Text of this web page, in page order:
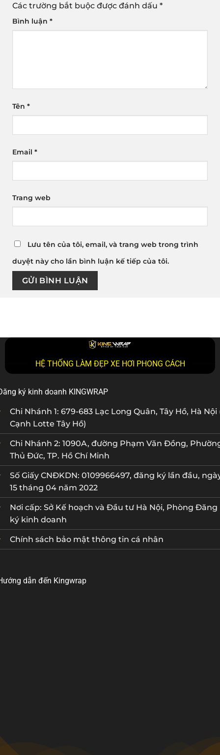
Các trường bắt buộc được đánh dấu *
Bình luận *
Tên *
Email *
Trang web
Lưu tên của tôi, email, và trang web trong trình
duyệt này cho lần bình luận kế tiếp của tôi.
HỆ THỐNG LÀM ĐẸP XE HƠI PHONG CÁCH
ký kinh doanh KINGWRAP
Chi Nhánh 1: 679-683 Lạc Long Quân, Tây Hồ, Hà Nội
Cạnh Lotte Tây Hồ)
Chi Nhánh 2: 1090A, đường Phạm Văn Đồng,
Thủ Đức, TP. Hồ Chí Minh
Số Giấy CNĐKDN: 0109966497, đăng ký lần đầu,
15 tháng 04 năm 2022
Nơi cấp: Sở Kế hoạch và Đầu tư Hà Nội, Phòng Đăng
ký kinh doanh
Chính sách bảo mật thông tin cá nhân
dẫn đến Kingwrap